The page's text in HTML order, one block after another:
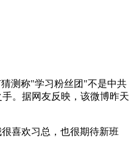
测称"学习粉丝团"不是中共
。据网友反映，该微博昨天
喜欢习总，也很期待新班